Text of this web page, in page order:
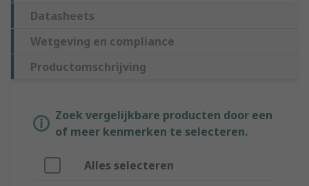
Datasheets
Wetgeving en compliance
Productomschrijving
Zoek vergelijkbare producten door een
of meer kenmerken te selecteren.
Alles selecteren